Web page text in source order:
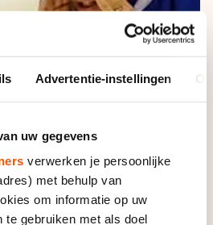
Advertentie-instellingen
uw gegevens
verwerken je persoonlijke
met behulp van
om informatie op uw
te gebruiken met als doel